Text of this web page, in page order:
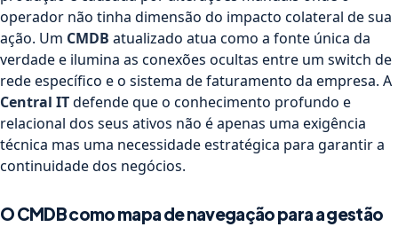
operador não tinha dimensão do impacto colateral de sua
ação. Um CMDB atualizado atua como a fonte única da
verdade e ilumina as conexões ocultas entre um switch de
rede específico e o sistema de faturamento da empresa. A
Central ITdefende que o conhecimento profundo e
relacional dos seus ativos não é apenas uma exigência
técnica mas uma necessidade estratégica para garantir a
continuidade dos negócios.
O CMDB como mapa de navegação para a gestão